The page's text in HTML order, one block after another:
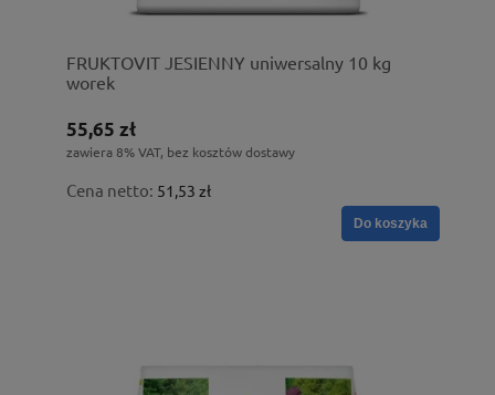
FRUKTOVIT JESIENNY uniwersalny 10 kg
worek
55,65 zł
zawiera 8% VAT, bez kosztów dostawy
Cena netto: 51,53 zł
Do koszyka